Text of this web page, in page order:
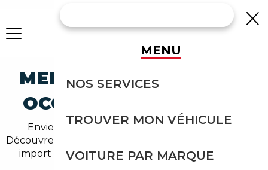
MERCEDES-BENZ B-250
OCCASION EN IMPORT
Envie d'acheter une b-250 au meilleur prix ?
Découvrez un grand choix d'annonces disponibles en
import avec l'accompagnement Courtage Auto.
MENU
NOS SERVICES
TROUVER MON VÉHICULE
VOITURE PAR MARQUE